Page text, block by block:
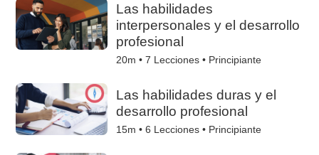
Las habilidades
interpersonales y el desarrollo
profesional
20m •7 Lecciones • Principiante
Las habilidades duras y el
desarrollo profesional
15m •6 Lecciones • Principiante